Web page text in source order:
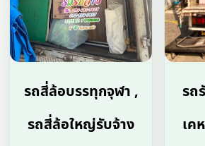
รถสี่ล้อบรรทุกจุฬา ,
รถสี่ล้อใหญ่รับจ้าง
รถ
เค